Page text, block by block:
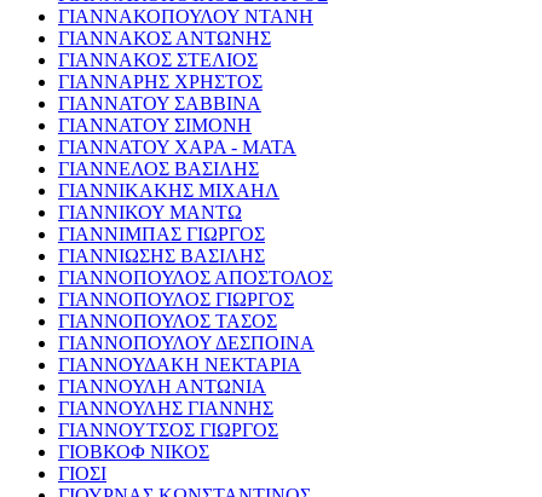
ΓΙΑΝΝΑΚΟΠΟΥΛΟΥ ΝΤΑΝΗ
ΓΙΑΝΝΑΚΟΣ ΑΝΤΩΝΗΣ
ΓΙΑΝΝΑΚΟΣ ΣΤΕΛΙΟΣ
ΓΙΑΝΝΑΡΗΣ ΧΡΗΣΤΟΣ
ΓΙΑΝΝΑΤΟΥ ΣΑΒΒΙΝΑ
ΓΙΑΝΝΑΤΟΥ ΣΙΜΟΝΗ
ΓΙΑΝΝΑΤΟΥ ΧΑΡΑ - ΜΑΤΑ
ΓΙΑΝΝΕΛΟΣ ΒΑΣΙΛΗΣ
ΓΙΑΝΝΙΚΑΚΗΣ ΜΙΧΑΗΛ
ΓΙΑΝΝΙΚΟΥ ΜΑΝΤΩ
ΓΙΑΝΝΙΜΠΑΣ ΓΙΩΡΓΟΣ
ΓΙΑΝΝΙΩΣΗΣ ΒΑΣΙΛΗΣ
ΓΙΑΝΝΟΠΟΥΛΟΣ ΑΠΟΣΤΟΛΟΣ
ΓΙΑΝΝΟΠΟΥΛΟΣ ΓΙΩΡΓΟΣ
ΓΙΑΝΝΟΠΟΥΛΟΣ ΤΑΣΟΣ
ΓΙΑΝΝΟΠΟΥΛΟΥ ΔΕΣΠΟΙΝΑ
ΓΙΑΝΝΟΥΔΑΚΗ ΝΕΚΤΑΡΙΑ
ΓΙΑΝΝΟΥΛΗ ΑΝΤΩΝΙΑ
ΓΙΑΝΝΟΥΛΗΣ ΓΙΑΝΝΗΣ
ΓΙΑΝΝΟΥΤΣΟΣ ΓΙΩΡΓΟΣ
ΓΙΟΒΚΟΦ ΝΙΚΟΣ
ΓΙΟΣΙ